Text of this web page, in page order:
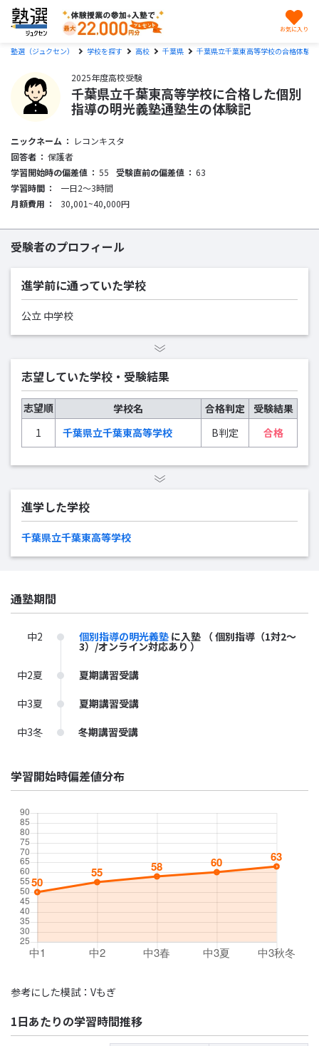
塾選（ジュクセン） 学校を探す 高校 千葉県 千葉県立千葉東高等学校の合格体験記
2025年度高校受験
千葉県立千葉東高等学校に合格した個別
指導の明光義塾通塾生の体験記
ニックネーム
レコンキスタ
回答者
保護者
学習開始時の偏差値
55 受験直前の偏差値
63
学習時間
一日2〜3時間
月額費用
30,001~40,000円
受験者のプロフィール
進学前に通っていた学校
公立 中学校
志望していた学校・受験結果
志望順 学校名 合格判定
受験結果
1
千葉県立千葉東高等学校 B判定 合格
進学した学校
千葉県立千葉東高等学校
通塾期間
中2 個別指導の明光義塾 に入塾 （ 個別指導（1対2～
3）/オンライン対応あり ）
中2夏
夏期講習受講
中3夏
夏期講習受講
中3冬
冬期講習受講
学習開始時偏差値分布
参考にした模試：Vもぎ
1日あたりの学習時間推移
お気に入り